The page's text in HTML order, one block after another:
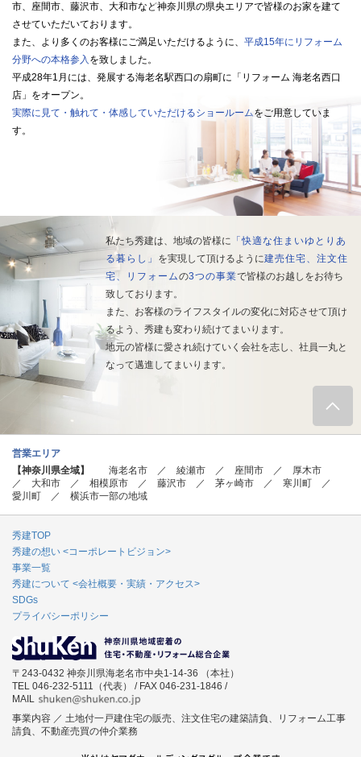
市、座間市、藤沢市、大和市など神奈川県の県央エリアで皆様のお家を建て
させていただいております。
また、より多くのお客様にご満足いただけるように、 平成15年にリフォーム
分野への本格参入 を致しました。
平成28年1月には、発展する海老名駅西口の扇町に「リフォーム 海老名西口
店」をオープン。
実際に見て・触れて・体感していただけるショールームをご用意していま
す。
私たち秀建は、地域の皆様に 「快適な住まいゆとりあ
る暮らし」 を実現して頂けるように建売住宅、注文住
宅、リフォームの3つの事業で皆様のお越しをお待ち
致しております。
また、お客様のライフスタイルの変化に対応させて頂け
るよう、秀建も変わり続けてまいります。
地元の皆様に愛され続けていく会社を志し、社員一丸と
なって邁進してまいります。
営業エリア
【神奈川県全域】
海老名市 ／ 綾瀬市 ／ 座間市 ／ 厚木市
／ 大和市 ／ 相模原市 ／ 藤沢市 ／ 茅ヶ崎市 ／ 寒川町 ／
愛川町 ／ 横浜市一部の地域
秀建TOP
秀建の想い <コーポレートビジョン>
事業一覧
秀建について <会社概要・実績・アクセス>
SDGs
プライバシーポリシー
〒243-0432 神奈川県海老名市中央1-14-36 （本社）
TEL 046-232-5111（代表） / FAX 046-231-1846 /
MAIL
事業内容 ／ 土地付一戸建住宅の販売、注文住宅の建築請負、リフォーム工事
請負、不動産売買の仲介業務